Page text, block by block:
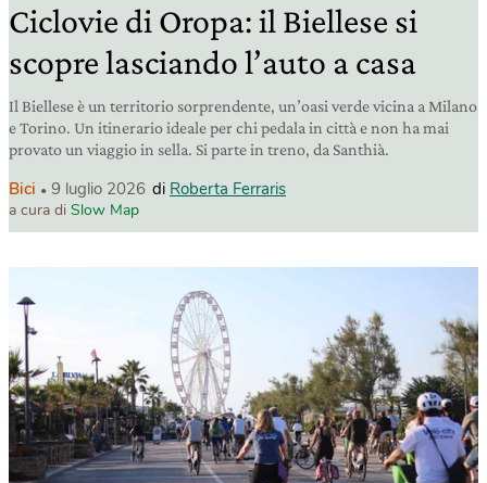
Ciclovie di Oropa: il Biellese si
scopre lasciando l’auto a casa
Il Biellese è un territorio sorprendente, un’oasi verde vicina a Milano
e Torino. Un itinerario ideale per chi pedala in città e non ha mai
provato un viaggio in sella. Si parte in treno, da Santhià.
Bici 9 luglio 2026 di Roberta Ferraris
a cura di Slow Map